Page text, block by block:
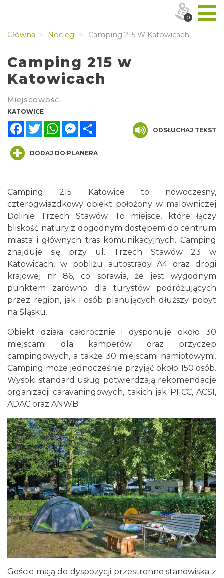
Główna Noclegi Camping 215 W Katowicach
Camping 215 w
Katowicach
Miejscowość:
KATOWICE
FacebookTwitterWhatsAppMessenger
ODSŁUCHAJ TEKST
DODAJ DO PLANERA
Camping 215 Katowice to nowoczesny,
czterogwiazdkowy obiekt położony w malowniczej
Dolinie Trzech Stawów. To miejsce, które łączy
bliskość natury z dogodnym dostępem do centrum
miasta i głównych tras komunikacyjnych. Camping
znajduje się przy ul. Trzech Stawów 23 w
Katowicach, w pobliżu autostrady A4 oraz drogi
krajowej nr 86, co sprawia, że jest wygodnym
punktem zarówno dla turystów podróżujących
przez region, jak i osób planujących dłuższy pobyt
na Śląsku.
Obiekt działa całorocznie i dysponuje około 30
miejscami dla kamperów oraz przyczep
campingowych, a także 30 miejscami namiotowymi.
Camping może jednocześnie przyjąć około 150 osób.
Wysoki standard usług potwierdzają rekomendacje
organizacji caravaningowych, takich jak PFCC, ACSI,
ADAC oraz ANWB.
Goście mają do dyspozycji przestronne stanowiska z
0